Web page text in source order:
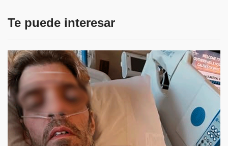
Te puede interesar